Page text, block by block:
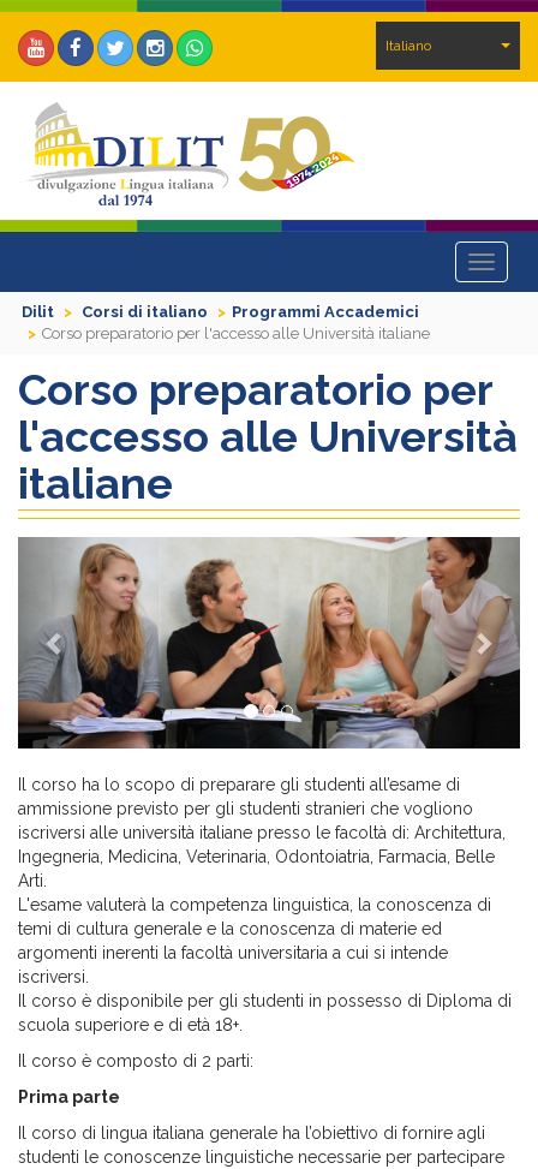
Italiano
Toggle
Dilit
Corsi di italiano
Programmi Accademici
Corso preparatorio per l'accesso alle Università italiane
Corso preparatorio per
l'accesso alle Università
italiane
Previous Next
Il corso ha lo scopo di preparare gli studenti all’esame di
ammissione previsto per gli studenti stranieri che vogliono
iscriversi alle università italiane presso le facoltà di: Architettura,
Ingegneria, Medicina, Veterinaria, Odontoiatria, Farmacia, Belle
Arti.
L'esame valuterà la competenza linguistica, la conoscenza di
temi di cultura generale e la conoscenza di materie ed
argomenti inerenti la facoltà universitaria a cui si intende
iscriversi.
Il corso è disponibile per gli studenti in possesso di Diploma di
scuola superiore e di età 18+.
Il corso è composto di 2 parti:
Prima parte
Il corso di lingua italiana generale ha l’obiettivo di fornire agli
studenti le conoscenze linguistiche necessarie per partecipare